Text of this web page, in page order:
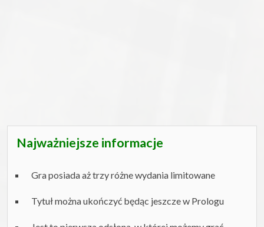
Najważniejsze informacje
Gra posiada aż trzy różne wydania limitowane
Tytuł można ukończyć będąc jeszcze w Prologu